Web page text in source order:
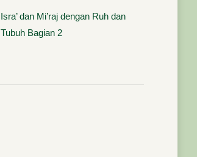
Isra’ dan Mi’raj dengan Ruh dan
Tubuh Bagian 2